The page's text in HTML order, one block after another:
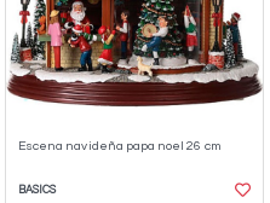
Escena navideña papa noel 26 cm
BASICS